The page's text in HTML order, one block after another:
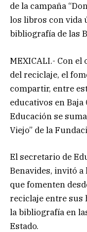
de la campaña
los libros con vida
bibliografía de las
MEXICALI.- Con
del reciclaje, el
compartir, entre
educativos en
Educación se
Viejo” de la
El secretario de
Benavides, invitó a
que fomenten
reciclaje entre sus
la bibliografía en
Estado.